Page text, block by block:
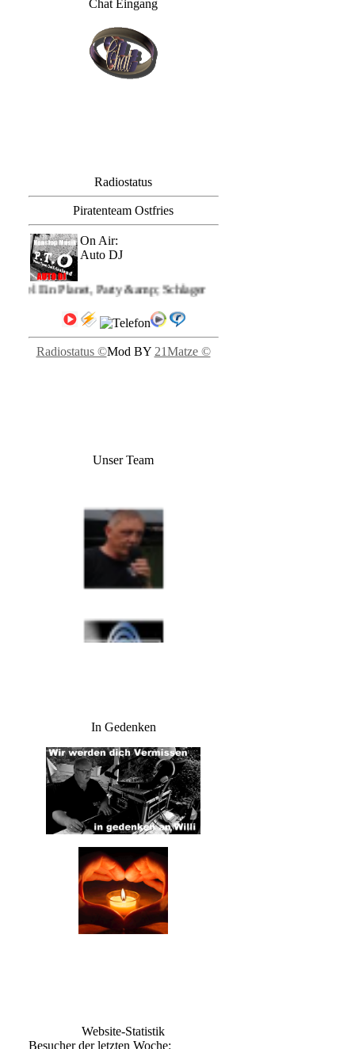
Chat Eingang
Radiostatus
Piratenteam Ostfries
On Air:
Auto DJ
Radiostatus ©Mod BY 21Matze ©
Unser Team
In Gedenken
Website-Statistik
Besucher der letzten Woche: